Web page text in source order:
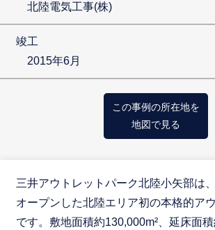
北陸電気工事(株)
竣工
2015年6月
この事例の所在地を
地図で見る
三井アウトレットパーク北陸小矢部は
オープンした北陸エリア初の本格的ア
です。敷地面積約130,000m²、延床面